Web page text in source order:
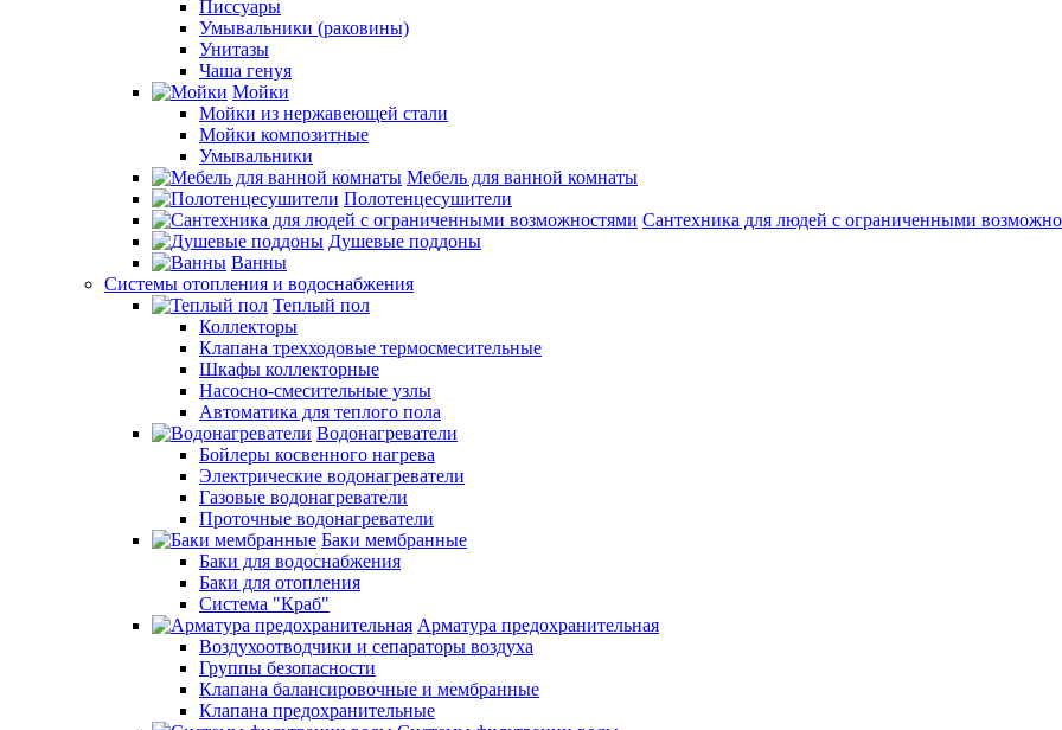
Писсуары
Умывальники (раковины)
Унитазы
Чаша генуя
Мойки
Мойки из нержавеющей стали
Мойки композитные
Умывальники
Мебель для ванной комнаты
Полотенцесушители
Сантехника для людей с ограниченными
Душевые поддоны
Ванны
Системы отопления и водоснабжения
Теплый пол
Коллекторы
Клапана трехходовые термосмесительные
Шкафы коллекторные
Насосно-смесительные узлы
Автоматика для теплого пола
Водонагреватели
Бойлеры косвенного нагрева
Электрические водонагреватели
Газовые водонагреватели
Проточные водонагреватели
Баки мембранные
Баки для водоснабжения
Баки для отопления
Система "Краб"
Арматура предохранительная
Воздухоотводчики и сепараторы воздуха
Группы безопасности
Клапана балансировочные и мембранные
Клапана предохранительные